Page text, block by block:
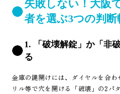
失敗しない！大阪
者を選ぶ3つの判断
1. 「破壊解錠」か「非
る
金庫の鍵開けには、ダイヤルを合
リル等で穴を開ける「破壊」の2パ